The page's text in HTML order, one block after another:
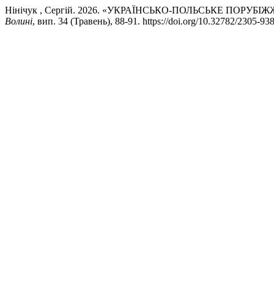
Нінічук , Сергій. 2026. «УКРАЇНСЬКО-ПОЛЬСЬКЕ
Волині, вип. 34 (Травень), 88-91. https://doi.org/10.32782/2305-